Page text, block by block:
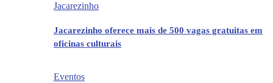
Jacarezinho
Jacarezinho oferece mais de 500 vagas gratuitas em
oficinas culturais
Eventos